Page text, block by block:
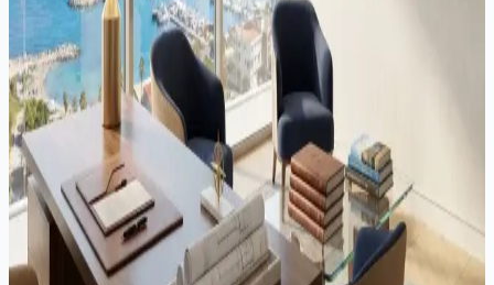
conduciendo en Chipre eventualmente deben intercambiar su
licencia por una local. Aquí se explica cómo funciona la conversión:
elegibilidad, la regla de residencia de 185 días, la solicitud TOM 7D
y qué ralentiza las solicitudes.
Inmigración·Lectura de 15 min
Mudarse a Chipre desde el Reino Unido: guía de impuestos,
residencia y estructuración 2026